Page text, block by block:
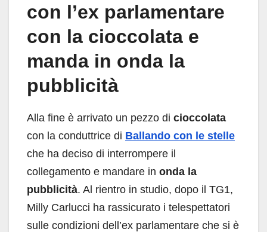
con l’ex parlamentare
con la cioccolata e
manda in onda la
pubblicità
Alla fine è arrivato un pezzo di cioccolata
con la conduttrice di Ballando con le stelle
che ha deciso di interrompere il
collegamento e mandare in onda la
pubblicità. Al rientro in studio, dopo il TG1,
Milly Carlucci ha rassicurato i telespettatori
sulle condizioni dell’ex parlamentare che si è